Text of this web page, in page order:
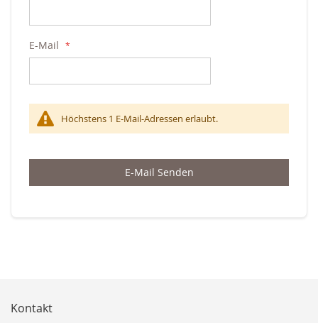
E-Mail
Höchstens 1 E-Mail-Adressen erlaubt.
E-Mail Senden
Kontakt